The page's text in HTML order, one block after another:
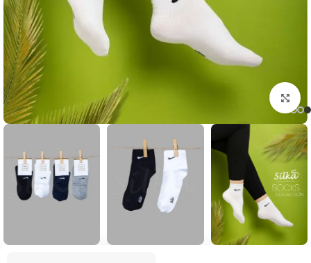
بزرگنمایی تصویر